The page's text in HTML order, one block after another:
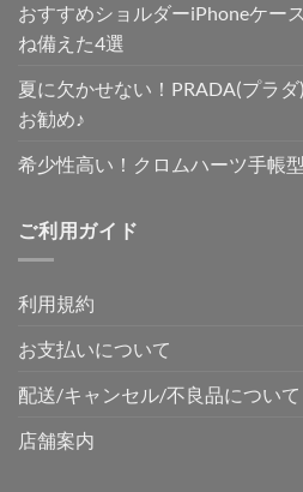
おすすめショルダーiPhoneケー
ね備えた4選
夏に欠かせない！PRADA(プラ
お勧め♪
希少性高い！クロムハーツ手帳
ご利用ガイド
利用規約
お支払いについて
配送/キャンセル/不良品について
店舗案内